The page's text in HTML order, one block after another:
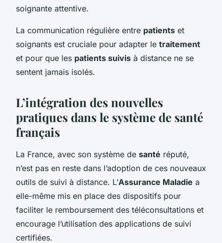
soignante attentive.
La communication régulière entre patients et
soignants est cruciale pour adapter le traitement
et pour que les patients suivis à distance ne se
sentent jamais isolés.
L’intégration des nouvelles
pratiques dans le système de santé
français
La France, avec son système de santé réputé,
n’est pas en reste dans l’adoption de ces nouveaux
outils de suivi à distance. L’Assurance Maladie a
elle-même mis en place des dispositifs pour
faciliter le remboursement des téléconsultations et
encourage l’utilisation des applications de suivi
certifiées.